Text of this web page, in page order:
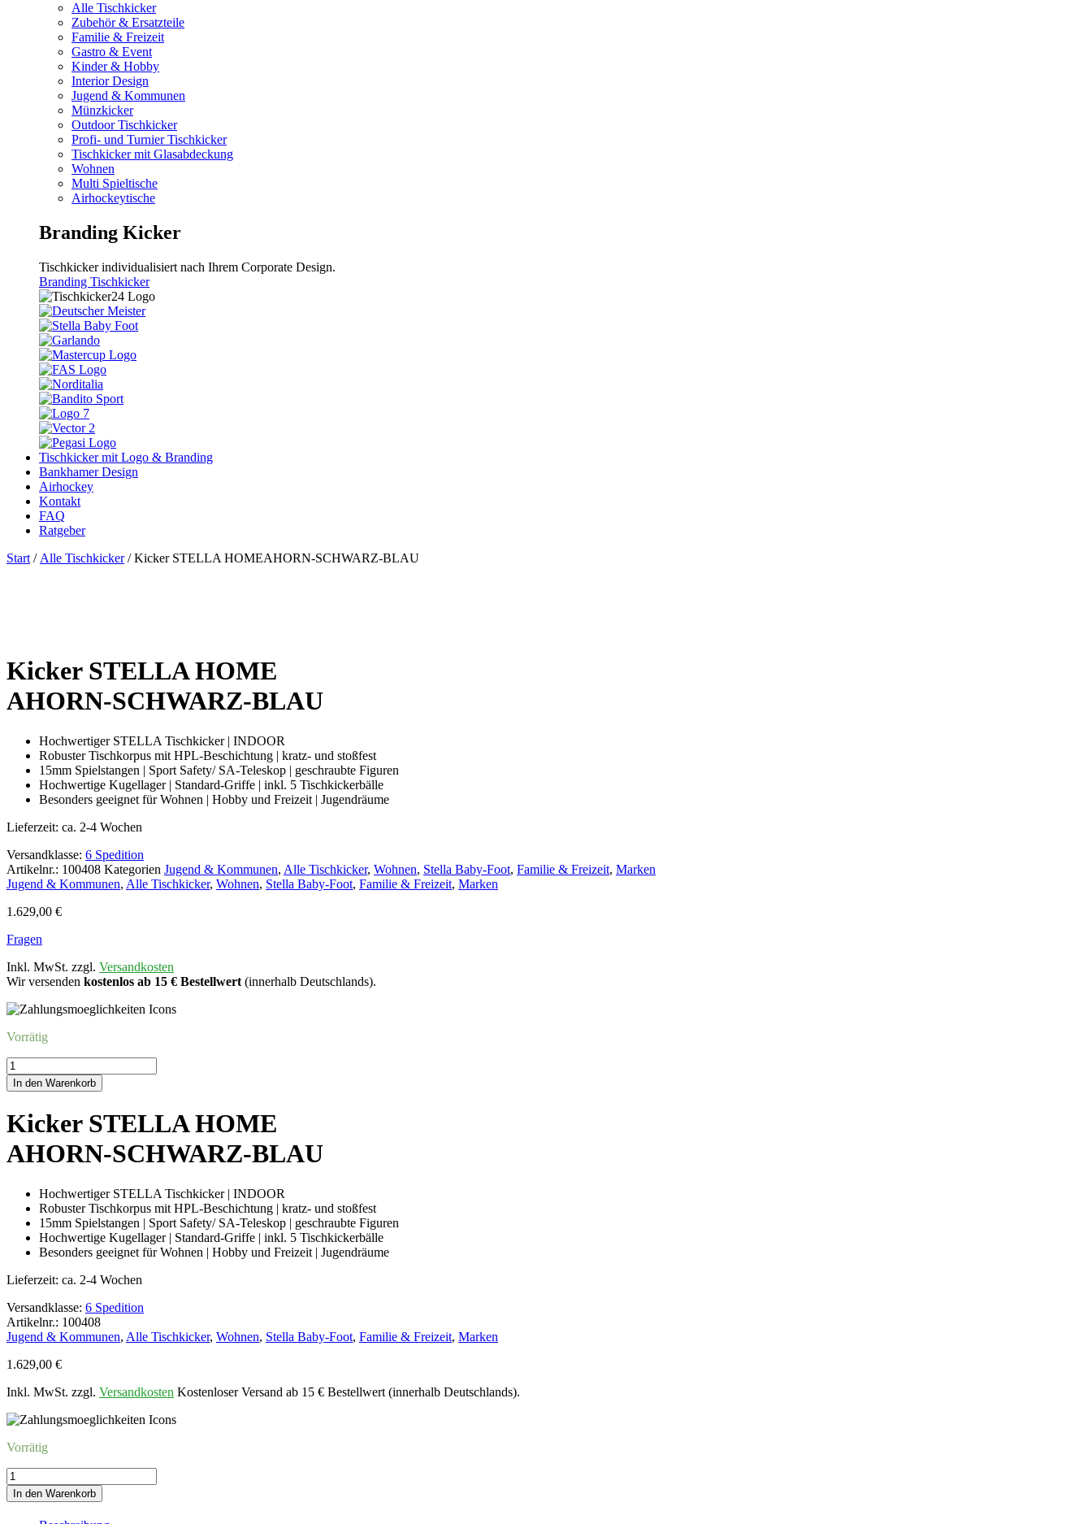
Alle Tischkicker
Zubehör & Ersatzteile
Familie & Freizeit
Gastro & Event
Kinder & Hobby
Interior Design
Jugend & Kommunen
Münzkicker
Outdoor Tischkicker
Profi- und Turnier Tischkicker
Tischkicker mit Glasabdeckung
Wohnen
Multi Spieltische
Airhockeytische
Branding Kicker
Tischkicker individualisiert nach Ihrem Corporate Design.
Branding Tischkicker
Tischkicker mit Logo & Branding
Bankhamer Design
Airhockey
Kontakt
FAQ
Ratgeber
Start / Alle Tischkicker/ Kicker STELLA HOMEAHORN-SCHWARZ-BLAU
Kicker STELLA HOME
AHORN-SCHWARZ-BLAU
Hochwertiger STELLA Tischkicker | INDOOR
Robuster Tischkorpus mit HPL-Beschichtung | kratz- und stoßfest
15mm Spielstangen | Sport Safety/ SA-Teleskop | geschraubte Figuren
Hochwertige Kugellager | Standard-Griffe | inkl. 5 Tischkickerbälle
Besonders geeignet für Wohnen | Hobby und Freizeit | Jugendräume
Lieferzeit: ca. 2-4 Wochen
Versandklasse: 6 Spedition
Artikelnr.: 100408 Kategorien Jugend & Kommunen, Alle Tischkicker, Wohnen, Stella Baby-Foot, Familie & Freizeit, Marken
Jugend & Kommunen, Alle Tischkicker, Wohnen, Stella Baby-Foot, Familie & Freizeit, Marken
1.629,00 €
Fragen
Inkl. MwSt. zzgl. Versandkosten
Wir versenden kostenlos ab 15 € Bestellwert (innerhalb Deutschlands).
Vorrätig
Kicker
STELLA
HOMEAHORN-
BLAU
Menge
In den Warenkorb
Kicker STELLA HOME
AHORN-SCHWARZ-BLAU
Hochwertiger STELLA Tischkicker | INDOOR
Robuster Tischkorpus mit HPL-Beschichtung | kratz- und stoßfest
15mm Spielstangen | Sport Safety/ SA-Teleskop | geschraubte Figuren
Hochwertige Kugellager | Standard-Griffe | inkl. 5 Tischkickerbälle
Besonders geeignet für Wohnen | Hobby und Freizeit | Jugendräume
Lieferzeit: ca. 2-4 Wochen
Versandklasse: 6 Spedition
Artikelnr.: 100408
Jugend & Kommunen, Alle Tischkicker, Wohnen, Stella Baby-Foot, Familie & Freizeit, Marken
1.629,00 €
Inkl. MwSt. zzgl. Versandkosten Kostenloser Versand ab 15 € Bestellwert (innerhalb Deutschlands).
Vorrätig
Kicker
STELLA
HOMEAHORN-
SCHWARZ-
In den Warenkorb